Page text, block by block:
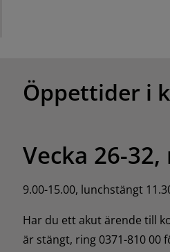
Öppettider i
Vecka 26-
9.00-15.00, lunchstängt
Har du ett akut ärende till
är stängt, ring 0371-810